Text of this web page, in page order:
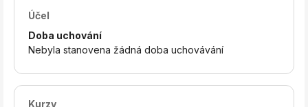
Účel
Doba uchování
Nebyla stanovena žádná doba uchovávání
Kurzy